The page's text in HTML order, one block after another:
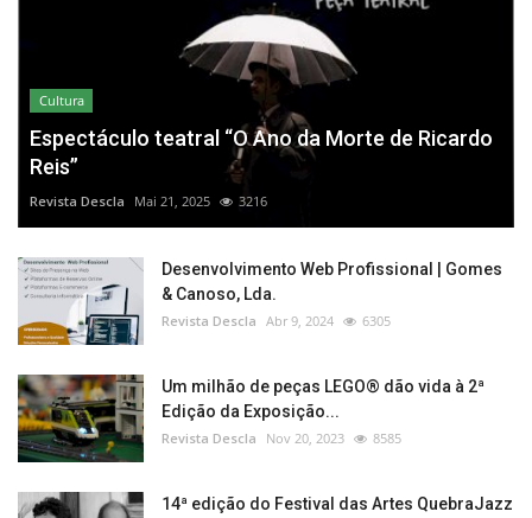
Cultura
Espectáculo teatral “O Ano da Morte de Ricardo
Reis”
Revista Descla Mai 21, 2025 3216
Desenvolvimento Web Profissional | Gomes
& Canoso, Lda.
Revista Descla Abr 9, 2024 6305
Um milhão de peças LEGO® dão vida à 2ª
Edição da Exposição...
Revista Descla Nov 20, 2023 8585
14ª edição do Festival das Artes QuebraJazz